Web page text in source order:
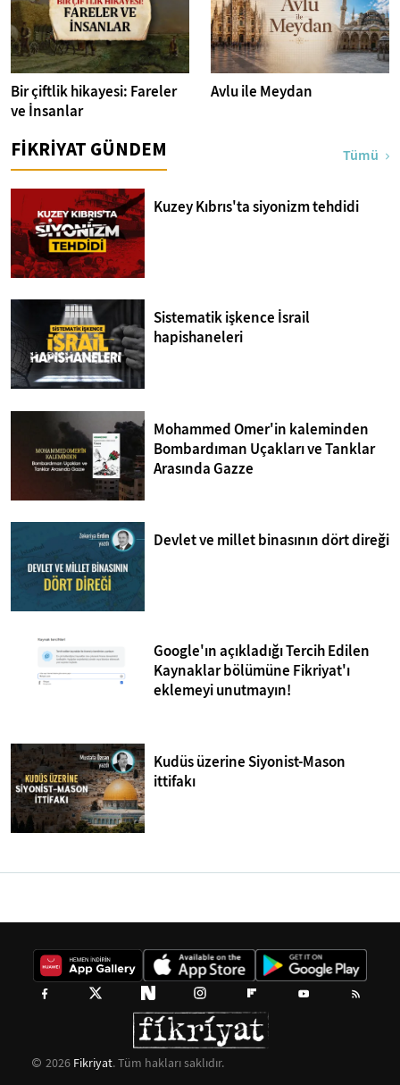
Bir çiftlik hikayesi: Fareler
ve İnsanlar
Avlu ile Meydan
FİKRİYAT GÜNDEM Tümü
Kuzey Kıbrıs'ta siyonizm tehdidi
Sistematik işkence İsrail
hapishaneleri
Mohammed Omer'in kaleminden
Bombardıman Uçakları ve Tanklar
Arasında Gazze
Devlet ve millet binasının dört direği
Google'ın açıkladığı Tercih Edilen
Kaynaklar bölümüne Fikriyat'ı
eklemeyi unutmayın!
Kudüs üzerine Siyonist-Mason
ittifakı
2026 Fikriyat. Tüm hakları saklıdır.